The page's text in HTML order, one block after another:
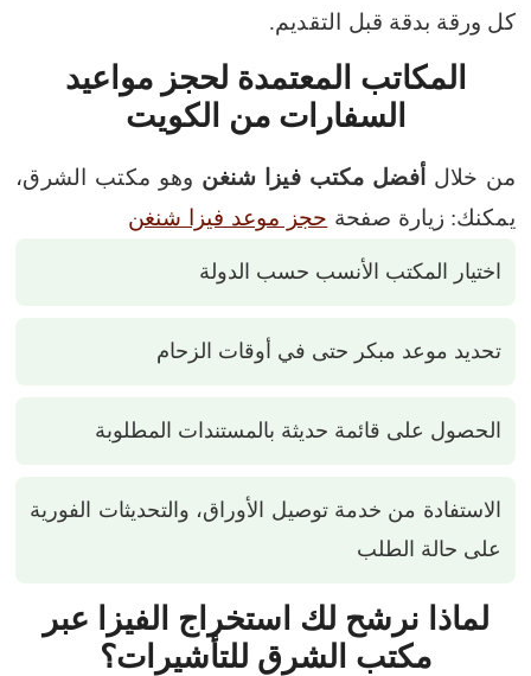
كل ورقة بدقة قبل التقديم.
المكاتب المعتمدة لحجز مواعيد
السفارات من الكويت
من خلال أفضل مكتب فيزا شنغن وهو مكتب الشرق،
يمكنك: زيارة صفحة حجز موعد فيزا شنغن
اختيار المكتب الأنسب حسب الدولة
تحديد موعد مبكر حتى في أوقات الزحام
الحصول على قائمة حديثة بالمستندات المطلوبة
الاستفادة من خدمة توصيل الأوراق، والتحديثات الفورية
على حالة الطلب
لماذا نرشح لك استخراج الفيزا عبر
مكتب الشرق للتأشيرات؟